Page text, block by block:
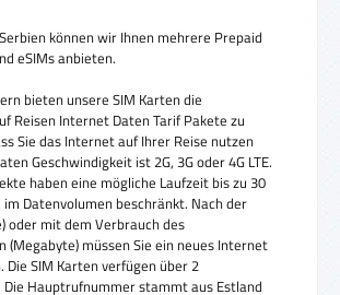
können wir Ihnen mehrere Prepaid
eSIMs anbieten.
bieten unsere SIM Karten die
Reisen Internet Daten Tarif Pakete zu
Sie das Internet auf Ihrer Reise nutzen
Geschwindigkeit ist 2G, 3G oder 4G LTE.
haben eine mögliche Laufzeit bis zu 30
im Datenvolumen beschränkt. Nach der
oder mit dem Verbrauch des
(Megabyte) müssen Sie ein neues Internet
Die SIM Karten verfügen über 2
Die Hauptrufnummer stammt aus Estland